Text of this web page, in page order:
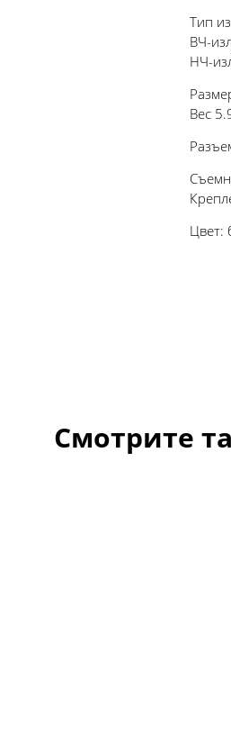
Тип
ВЧ-
НЧ-
Вес
Цвет:
Смотрите